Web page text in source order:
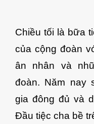
Chiều tối là bữa
của cộng đoàn
ân nhân và
đoàn. Năm nay
gia đông đủ và
Đầu tiệc cha bề